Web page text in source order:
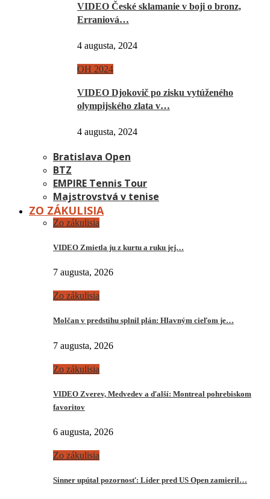
VIDEO České sklamanie v boji o bronz,
Erraniová…
4 augusta, 2024
OH 2024
VIDEO Djokovič po zisku vytúženého
olympijského zlata v…
4 augusta, 2024
Bratislava Open
BTZ
EMPIRE Tennis Tour
Majstrovstvá v tenise
ZO ZÁKULISIA
Zo zákulisia
VIDEO Zmietla ju z kurtu a ruku jej…
7 augusta, 2026
Zo zákulisia
Molčan v predstihu splnil plán: Hlavným cieľom je…
7 augusta, 2026
Zo zákulisia
VIDEO Zverev, Medvedev a ďalší: Montreal pohrebiskom
favoritov
6 augusta, 2026
Zo zákulisia
Sinner upútal pozornosť: Líder pred US Open zamieril…